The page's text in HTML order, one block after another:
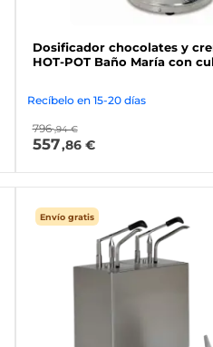
Dosificador chocolates y
HOT-POT Baño María con
Recíbelo en 15-20 días
796 ,94 €
557,86 €
Envío gratis